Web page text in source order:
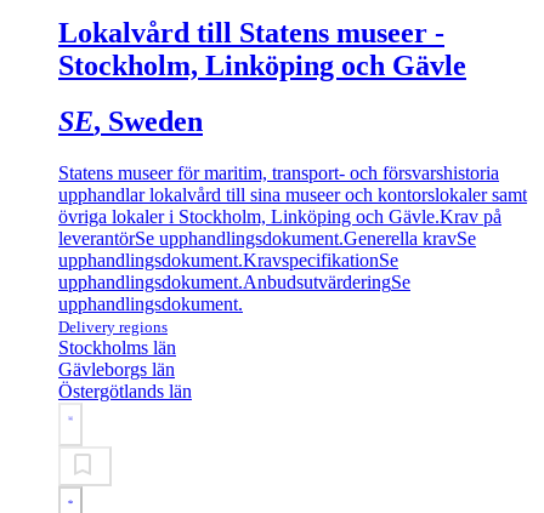
Lokalvård till Statens museer -
Stockholm, Linköping och Gävle
SE, Sweden
Statens museer för maritim, transport- och försvarshistoria
upphandlar lokalvård till sina museer och kontorslokaler samt
övriga lokaler i Stockholm, Linköping och Gävle.Krav på
leverantörSe upphandlingsdokument.Generella kravSe
upphandlingsdokument.KravspecifikationSe
upphandlingsdokument.AnbudsutvärderingSe
upphandlingsdokument.
Delivery regions
Stockholms län
Gävleborgs län
Östergötlands län